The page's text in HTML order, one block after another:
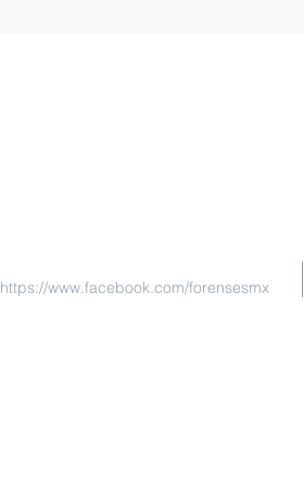
https://www.facebook.com/forensesmx